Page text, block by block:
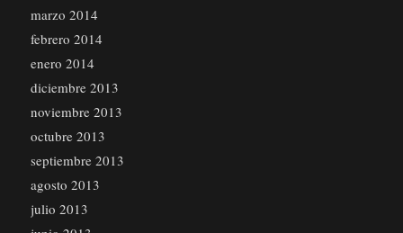
marzo 2014
febrero 2014
enero 2014
diciembre 2013
noviembre 2013
octubre 2013
septiembre 2013
agosto 2013
julio 2013